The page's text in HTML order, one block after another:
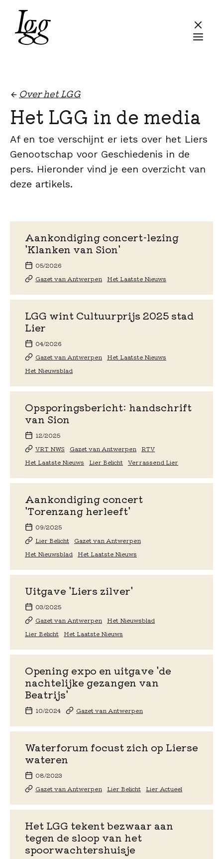
Over het LGG
Het LGG in de media
Af en toe verschijnt er iets over het Liers
Genootschap voor Geschiedenis in de
pers. Hieronder vind je een overzicht van
deze artikels.
Aankondiging concert-lezing
'Klanken van Sion'
05/2026
Gazet van Antwerpen
Het Laatste Nieuws
LGG wint Cultuurprijs 2025 stad
Lier
04/2026
Gazet van Antwerpen
Het Laatste Nieuws
Het Nieuwsblad
Opsporingsbericht: handschrift
van Sion
12/2025
VRT NWS
Gazet van Antwerpen
RTV
Het Laatste Nieuws
Lier Belicht Verrassend Lier
Aankondiging concert
'Torenzang herleeft'
09/2025
Lier Belicht
Gazet van Antwerpen
Het Nieuwsblad
Het Laatste Nieuws
Uitgave 'Liers zilver'
03/2025
Gazet van Antwerpen
Het Nieuwsblad
Lier Belicht
Het Laatste Nieuws
Opening expo en uitgave 'de
nachtelijke gezangen van
Beatrijs'
10/2024 Gazet van Antwerpen
Waterforum focust zich op Lierse
wateren
08/2023
Gazet van Antwerpen
Lier Belicht Lier Actueel
Het LGG tekent bezwaar aan
tegen de sloop van het
spoorwachtershuisje